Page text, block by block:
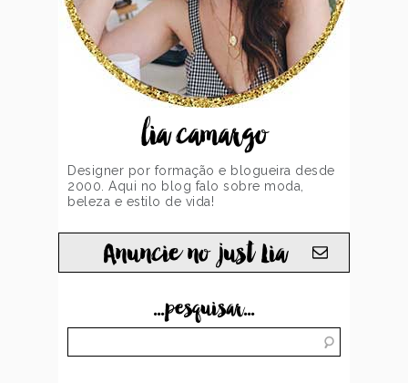
lia camargo
Designer por formação e blogueira desde
2000. Aqui no blog falo sobre moda,
beleza e estilo de vida!
Anuncie no just Lia
...pesquisar...